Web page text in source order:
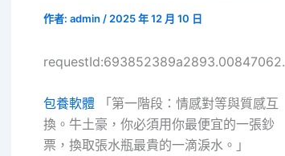
作者: admin / 2025 年 12 月 10 日
requestId:693852389a2893.00847062.
包養軟體 「第一階段：情感對等與質感互
換。牛土豪，你必須用你最便宜的一張鈔
票，換取張水瓶最貴的一滴淚水。」